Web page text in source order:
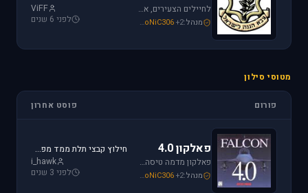
לחיילים הצעירים, אלו שעומדים ללבוש מדי זית ואלה שעדין קמים בבוקר לבית ספר, את כל הפרטים אודות הגיוס תמצאו כאן.
מנהל: loven SoNiC306+2
ViFF
לפני 6 שנים
מטוסי סילון
פורום פוסט אחרון
פאלקון 4.0
פאלקון מדמה טיסה בצורה ריאליסטית ומתקדמת במטוס ה-F-16. מתקשים? זקוקים לעזרה? רוצים לשתף תמונה או וידיאו מהטיסה שלכם ב- Falcon זהו הפורום המתאים.
מנהל: i_hawk SoNiC306+2
חילוץ קבצי תלת ממד מפאלקון
i_hawk
לפני 3 שנים